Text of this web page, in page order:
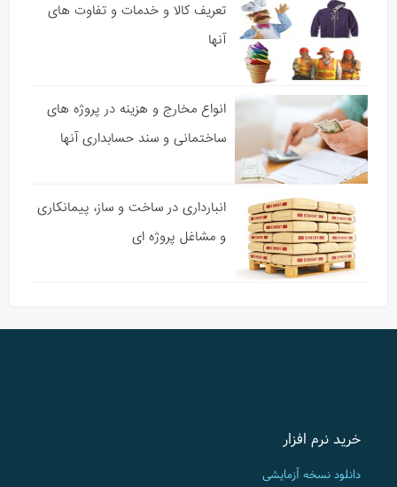
تعریف کالا و خدمات و تفاوت های
آنها
انواع مخارج و هزینه در پروژه های
ساختمانی و سند حسابداری آنها
انبارداری در ساخت و ساز، پیمانکاری
و مشاغل پروژه ای
خرید نرم افزار
دانلود نسخه آزمایشی